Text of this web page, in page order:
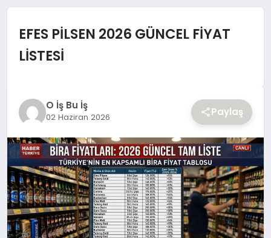
GÜNCEL
SIYASET
YAŞAM
EFES PİLSEN 2026 GÜNCEL FİYAT
LİSTESİ
O İş Bu İş
02 Haziran 2026 Paylaş